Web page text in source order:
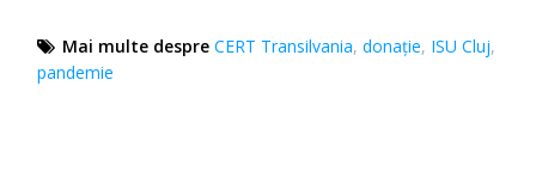
Mai multe despre CERT Transilvania,donație, ISU Cluj,
pandemie